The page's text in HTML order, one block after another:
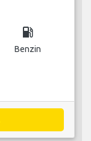
local_gas_station
Benzin